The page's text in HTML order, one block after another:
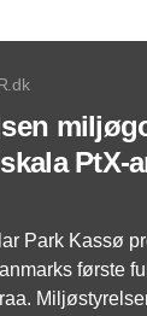
PtX-
Park Kassø
første